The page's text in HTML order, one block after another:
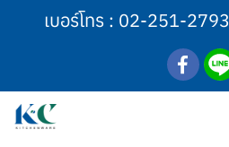
เบอร์โทร : 02-251-2793